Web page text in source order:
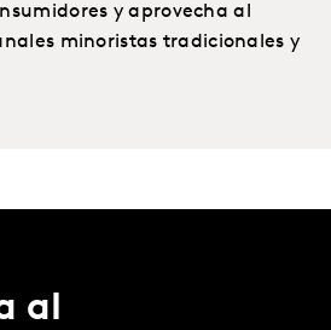
y aprovecha al
minoristas tradicionales y
al